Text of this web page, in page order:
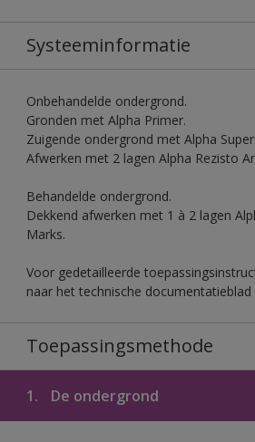
Systeeminformatie
Onbehandelde ondergrond.
Gronden met Alpha Primer.
Zuigende ondergrond met Alpha
Afwerken met 2 lagen Alpha Rezisto
Behandelde ondergrond.
Dekkend afwerken met 1 à 2 lagen
Marks.
Voor gedetailleerde
naar het technische
Toepassingsmethode
1. De ondergrond